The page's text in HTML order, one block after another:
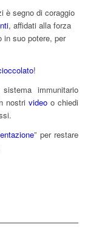
è segno di coraggio
, affidati alla forza
in suo potere, per
!
immunitario
nostrivideo o chiedi
” per restare